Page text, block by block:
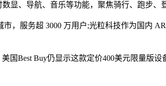
、导航、音乐等功能，聚焦骑行、跑步、
服务超 3000 万用户;光粒科技作为国内
Best Buy仍显示这款定价400美元限量版